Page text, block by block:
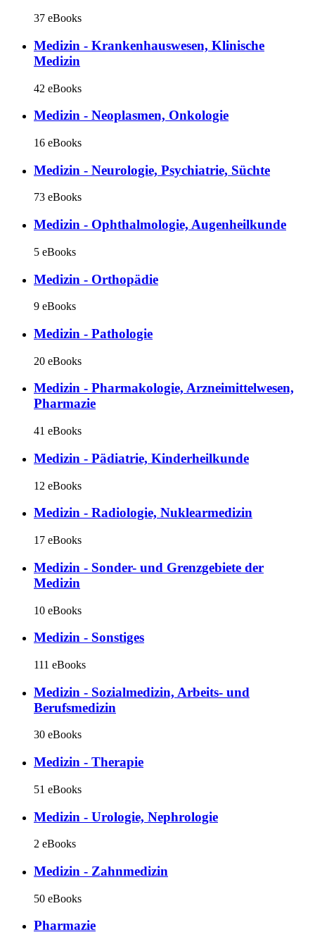
37 eBooks
Medizin - Krankenhauswesen, Klinische
Medizin
42 eBooks
Medizin - Neoplasmen, Onkologie
16 eBooks
Medizin - Neurologie, Psychiatrie, Süchte
73 eBooks
Medizin - Ophthalmologie, Augenheilkunde
5 eBooks
Medizin - Orthopädie
9 eBooks
Medizin - Pathologie
20 eBooks
Medizin - Pharmakologie, Arzneimittelwesen,
Pharmazie
41 eBooks
Medizin - Pädiatrie, Kinderheilkunde
12 eBooks
Medizin - Radiologie, Nuklearmedizin
17 eBooks
Medizin - Sonder- und Grenzgebiete der
Medizin
10 eBooks
Medizin - Sonstiges
111 eBooks
Medizin - Sozialmedizin, Arbeits- und
Berufsmedizin
30 eBooks
Medizin - Therapie
51 eBooks
Medizin - Urologie, Nephrologie
2 eBooks
Medizin - Zahnmedizin
50 eBooks
Pharmazie